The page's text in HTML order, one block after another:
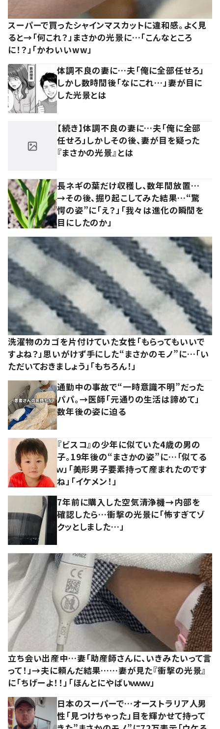
スーパーで買ったシャインマスカットに違和感。よく見
ると→「何これ？」まさかの光景に…「こんなところ
に！？」「かわいいww」
体調不良の妻に…夫「俺に全部任せろ」
しかし数時間後「なにこれ…」妻が目に
した光景とは
【続き】体調不良の妻に…夫「俺に全部
任せろ」しかしその後、妻が目を疑った
『まさかの光景』とは
長ネギの葉だけ収穫し、数年間放置…
→その後、掘り起こしてみた結果…“驚
愕の姿”に「え？」「我々は進化の瞬間を
目にしたのか」
洗濯物のカゴを片付けていた女性「もらってもいいで
すよね？」思いがけず手にした“まさかのモノ”に…「い
ただいておきましょう」「もちろん！」
通勤中の事故で“一時意識不明”だった
パパ。→医師「元通りの生活は諦めて」
数年後の姿に迫る
『ビスコ』の少年に似ていた4歳の男の
子。19年後の“まさかの姿”に…「似てる
ｗ」「美形男子要素持って産まれたのです
ね」「イケメン！」
7年前に購入した空気清浄機→内部を
確認したら…衝撃の光景に「怖すぎてゾ
クッとしました…」
立ち会い出産中…妻「助産師さんに、いきみたいって言
って！」→夫に頼んだ結果……妻が見た『衝撃の光景』
に「ちげーよ！！」「ほんとにやばいｗｗｗ」
日本のスーパーで…オーストラリア人男
性「見つけちゃった」目を輝かせて持って